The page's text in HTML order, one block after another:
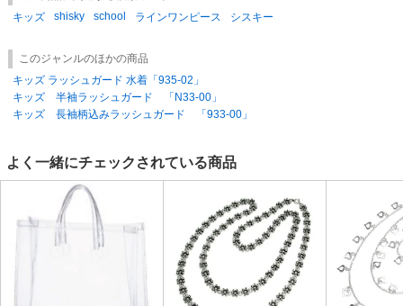
3-3ネイビー×S/ピンク160cm
SD品番：11252375S18 / メーカー品番：DV-0039
キッズ
shisky school ラインワンピース シスキー
このジャンルのほかの商品
キッズ ラッシュガード 水着「935-02」
キッズ 半袖ラッシュガード 「N33-00」
キッズ 長袖柄込みラッシュガード 「933-00」
よく一緒にチェックされている商品